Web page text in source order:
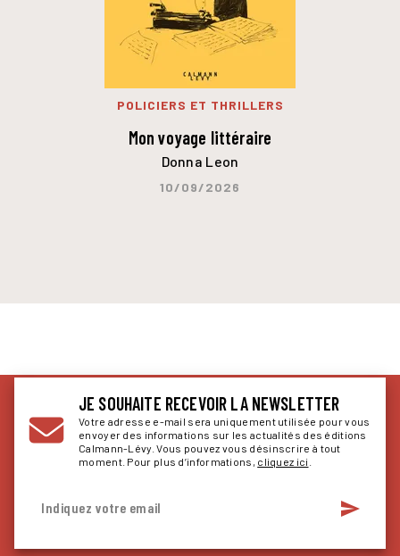
POLICIERS ET THRILLERS
Mon voyage littéraire
Donna Leon
10/09/2026
JE SOUHAITE RECEVOIR LA NEWSLETTER
Votre adresse e-mail sera uniquement utilisée pour vous
envoyer des informations sur les actualités des éditions
Calmann-Lévy. Vous pouvez vous désinscrire à tout
moment. Pour plus d’informations, cliquez ici
Indiquez votre email send